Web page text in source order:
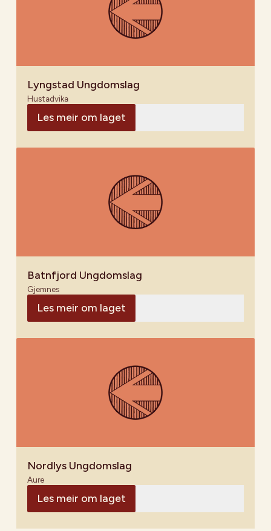
Lyngstad Ungdomslag
Hustadvika
Les meir om laget
Batnfjord Ungdomslag
Gjemnes
Les meir om laget
Nordlys Ungdomslag
Aure
Les meir om laget